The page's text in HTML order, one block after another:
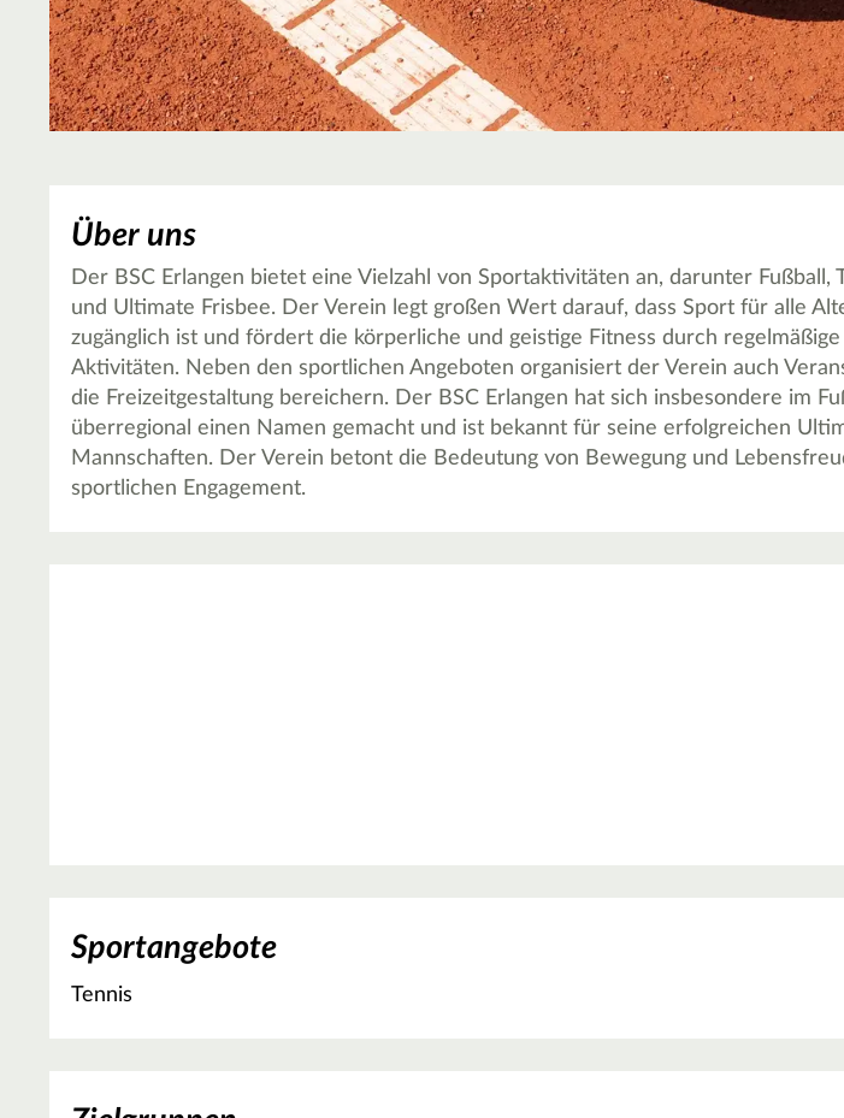
Über uns
Der BSC Erlangen bietet eine Vielzahl von Sportaktivitäten an, darunter Fußball,
und Ultimate Frisbee. Der Verein legt großen Wert darauf, dass Sport für alle
zugänglich ist und fördert die körperliche und geistige Fitness durch
Aktivitäten. Neben den sportlichen Angeboten organisiert der Verein auch
die Freizeitgestaltung bereichern. Der BSC Erlangen hat sich insbesondere im
überregional einen Namen gemacht und ist bekannt für seine erfolgreichen
Mannschaften. Der Verein betont die Bedeutung von Bewegung und
sportlichen Engagement.
Sportangebote
Tennis